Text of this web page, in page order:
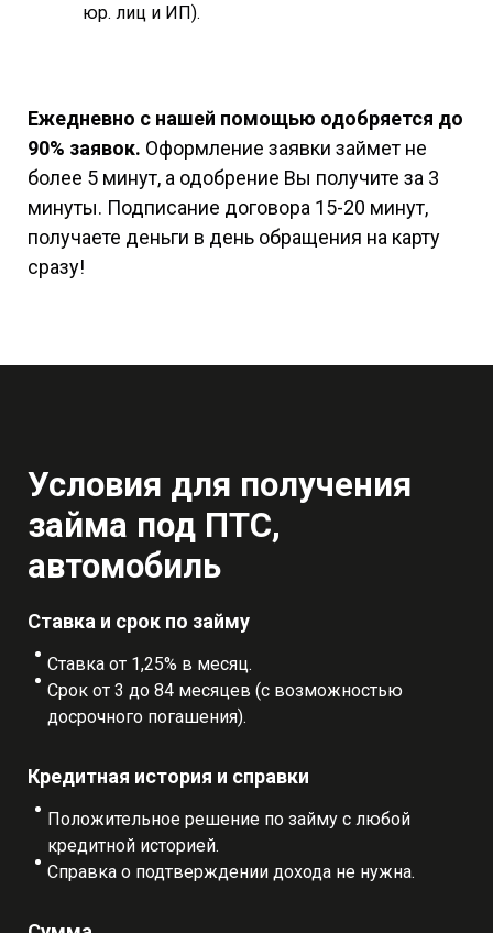
юр. лиц и ИП).
Ежедневно с нашей помощью одобряется до
90% заявок. Оформление заявки займет не
более 5 минут, а одобрение Вы получите за 3
минуты. Подписание договора 15-20 минут,
получаете деньги в день обращения на карту
сразу!
Условия для получения
займа под ПТС,
автомобиль
Ставка и срок по займу
Ставка от 1,25% в месяц.
Срок от 3 до 84 месяцев (с возможностью
досрочного погашения).
Кредитная история и справки
Положительное решение по займу с любой
кредитной историей.
Справка о подтверждении дохода не нужна.